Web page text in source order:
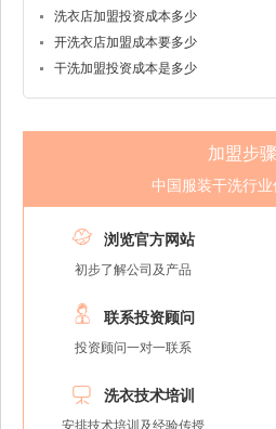
洗衣店加盟投资成本多少
开洗衣店加盟成本要多少
干洗加盟投资成本是多少
加盟步骤
中国服装干洗行业
 浏览官方网站
初步了解公司及产品
 联系投资顾问
投资顾问一对一联系
 洗衣技术培训